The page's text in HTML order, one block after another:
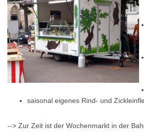
saisonal eigenes Rind- und
--> Zur Zeit ist der Wochenmarkt in der